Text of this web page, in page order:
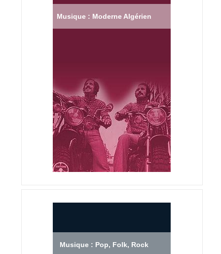
Musique : Moderne Algérien
Musique : Pop, Folk, Rock